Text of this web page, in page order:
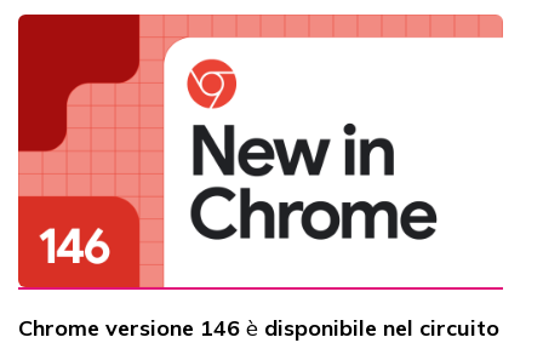
Chrome versione 146 è disponibile nel circuito